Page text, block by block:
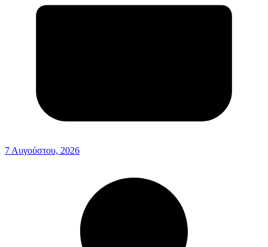
7 Αυγούστου, 2026